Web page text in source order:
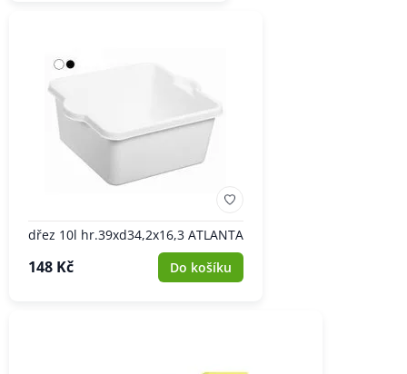
dřez 10l hr.39xd34,2x16,3 ATLANTA
148 Kč Do košíku